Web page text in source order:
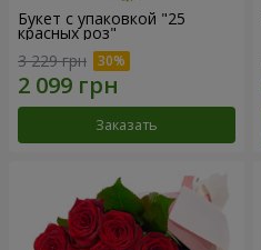
Букет с упаковкой "25
красных роз"
3 229 грн
Заказать